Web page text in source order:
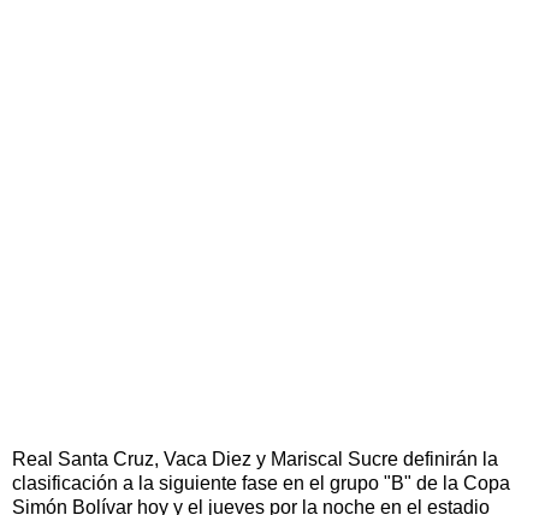
Real Santa Cruz, Vaca Diez y Mariscal Sucre definirán la
clasificación a la siguiente fase en el grupo "B" de la Copa
Simón Bolívar hoy y el jueves por la noche en el estadio